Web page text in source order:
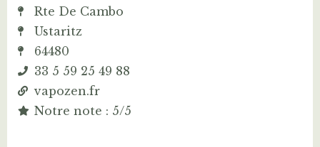
Rte De Cambo
Ustaritz
64480
33 5 59 25 49 88
vapozen.fr
Notre note : 5/5